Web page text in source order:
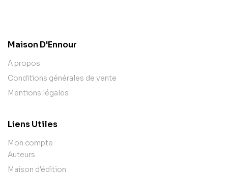
Maison D'Ennour
A propos
Conditions générales de vente
Mentions légales
Liens Utiles
Mon compte
Auteurs
Maison d'édition